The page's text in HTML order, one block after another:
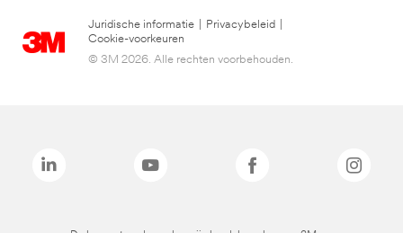
Juridische informatie Privacybeleid
Cookie-voorkeuren
© 3M 2026. Alle rechten voorbehouden.